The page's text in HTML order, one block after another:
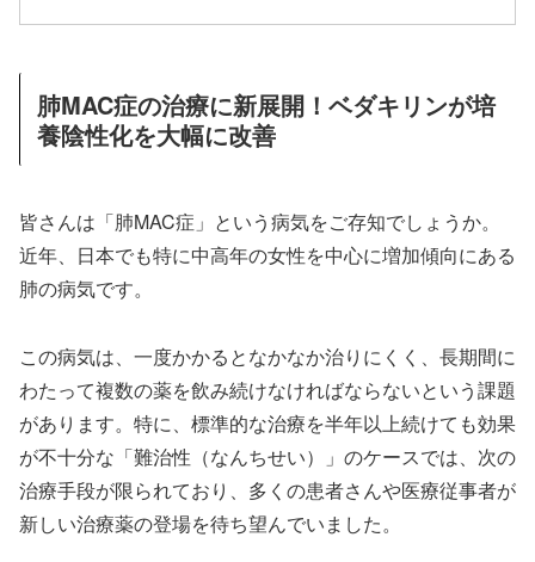
肺MAC症の治療に新展開！ベダキリンが培
養陰性化を大幅に改善
皆さんは「肺MAC症」という病気をご存知でしょうか。
近年、日本でも特に中高年の女性を中心に増加傾向にある
肺の病気です。
この病気は、一度かかるとなかなか治りにくく、長期間に
わたって複数の薬を飲み続けなければならないという課題
があります。特に、標準的な治療を半年以上続けても効果
が不十分な「難治性（なんちせい）」のケースでは、次の
治療手段が限られており、多くの患者さんや医療従事者が
新しい治療薬の登場を待ち望んでいました。